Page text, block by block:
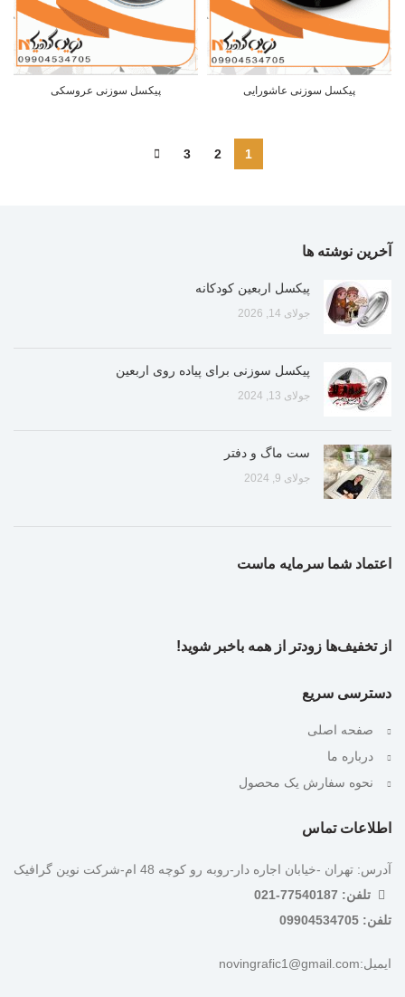
پیکسل سوزنی عاشورایی پیکسل سوزنی عروسکی
1
2
3
آخرین نوشته ها
پیکسل اربعین کودکانه
جولای 14, 2026
پیکسل سوزنی برای پیاده روی اربعین
جولای 13, 2024
ست ماگ و دفتر
جولای 9, 2024
اعتماد شما سرمایه ماست
از تخفیف‌ها زودتر از همه باخبر شوید!
دسترسی سریع
صفحه اصلی
درباره ما
نحوه سفارش یک محصول
اطلاعات تماس
آدرس: تهران -خیابان اجاره دار-روبه رو کوچه 48 ام-شرکت نوین گرافیک
تلفن: 77540187-021
تلفن: 09904534705
ایمیل:novingrafic1@gmail.com